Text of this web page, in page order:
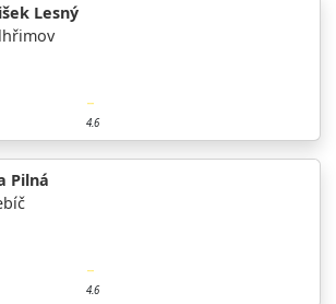
Lesný
4.6
Pilná
4.6